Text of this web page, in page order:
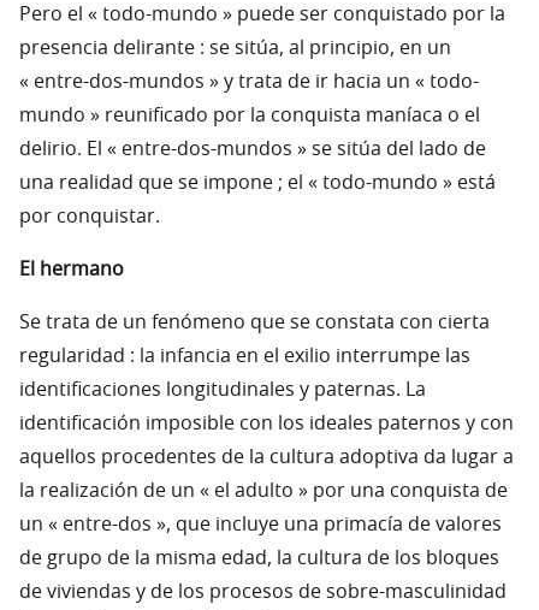
Pero el « todo-mundo » puede ser conquistado por la
presencia delirante : se sitúa, al principio, en un
« entre-dos-mundos » y trata de ir hacia un « todo-
mundo » reunificado por la conquista maníaca o el
delirio. El « entre-dos-mundos » se sitúa del lado de
una realidad que se impone ; el « todo-mundo » está
por conquistar.
El hermano
Se trata de un fenómeno que se constata con cierta
regularidad : la infancia en el exilio interrumpe las
identificaciones longitudinales y paternas. La
identificación imposible con los ideales paternos y con
aquellos procedentes de la cultura adoptiva da lugar a
la realización de un « el adulto » por una conquista de
un « entre-dos », que incluye una primacía de valores
de grupo de la misma edad, la cultura de los bloques
de viviendas y de los procesos de sobre-masculinidad